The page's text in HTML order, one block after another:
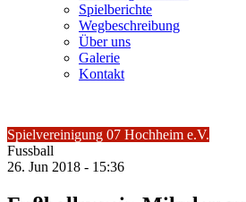
Spielberichte
Wegbeschreibung
Über uns
Galerie
Kontakt
Spielvereinigung 07 Hochheim e.V.
Fussball
26. Jun 2018 - 15:36